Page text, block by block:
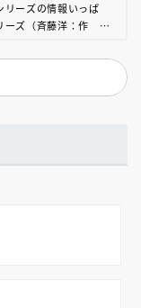
リーズの情報いっぱ
ーズ（斉藤洋：作 宮
名前の童話です。それ
うに怖いのか、どうす
、ユーモラスな短いお